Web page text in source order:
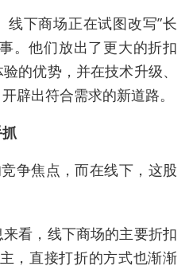
线下商场正在试图改写”长
。他们放出了更大的折扣
的优势，并在技术升级、
辟出符合需求的新道路。
争焦点，而在线下，这股
看，线下商场的主要折扣
，直接打折的方式也渐渐